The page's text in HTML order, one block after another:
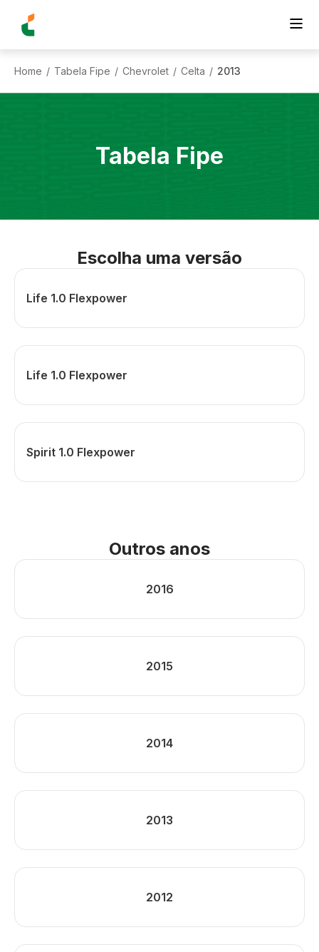
Home / Tabela Fipe / Chevrolet / Celta / 2013
Tabela Fipe
Escolha uma versão
Life 1.0 Flexpower
Life 1.0 Flexpower
Spirit 1.0 Flexpower
Outros anos
2016
2015
2014
2013
2012